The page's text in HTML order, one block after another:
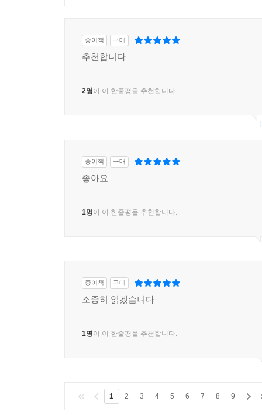
종이책 구매
추천합니다
2명이 이 한줄평을 추천합니다.
종이책 구매
좋아요
1명이 이 한줄평을 추천합니다.
종이책 구매
소중히 읽겠습니다
1명이 이 한줄평을 추천합니다.
1 2 3 4 5 6 7 8 9